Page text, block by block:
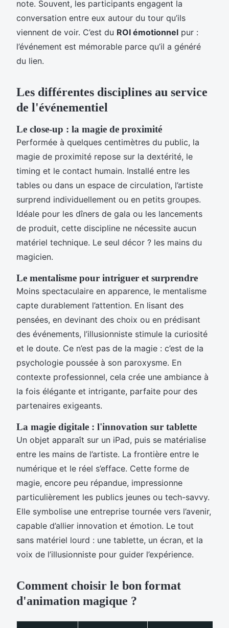
note. Souvent, les participants engagent la
conversation entre eux autour du tour qu’ils
viennent de voir. C’est du ROI émotionnel pur :
l’événement est mémorable parce qu’il a généré
du lien.
Les différentes disciplines au service
de l'événementiel
Le close-up : la magie de proximité
Performée à quelques centimètres du public, la
magie de proximité repose sur la dextérité, le
timing et le contact humain. Installé entre les
tables ou dans un espace de circulation, l’artiste
surprend individuellement ou en petits groupes.
Idéale pour les dîners de gala ou les lancements
de produit, cette discipline ne nécessite aucun
matériel technique. Le seul décor ? les mains du
magicien.
Le mentalisme pour intriguer et surprendre
Moins spectaculaire en apparence, le mentalisme
capte durablement l’attention. En lisant des
pensées, en devinant des choix ou en prédisant
des événements, l’illusionniste stimule la curiosité
et le doute. Ce n’est pas de la magie : c’est de la
psychologie poussée à son paroxysme. En
contexte professionnel, cela crée une ambiance à
la fois élégante et intrigante, parfaite pour des
partenaires exigeants.
La magie digitale : l'innovation sur tablette
Un objet apparaît sur un iPad, puis se matérialise
entre les mains de l’artiste. La frontière entre le
numérique et le réel s’efface. Cette forme de
magie, encore peu répandue, impressionne
particulièrement les publics jeunes ou tech-savvy.
Elle symbolise une entreprise tournée vers l’avenir,
capable d’allier innovation et émotion. Le tout
sans matériel lourd : une tablette, un écran, et la
voix de l’illusionniste pour guider l’expérience.
Comment choisir le bon format
d'animation magique ?